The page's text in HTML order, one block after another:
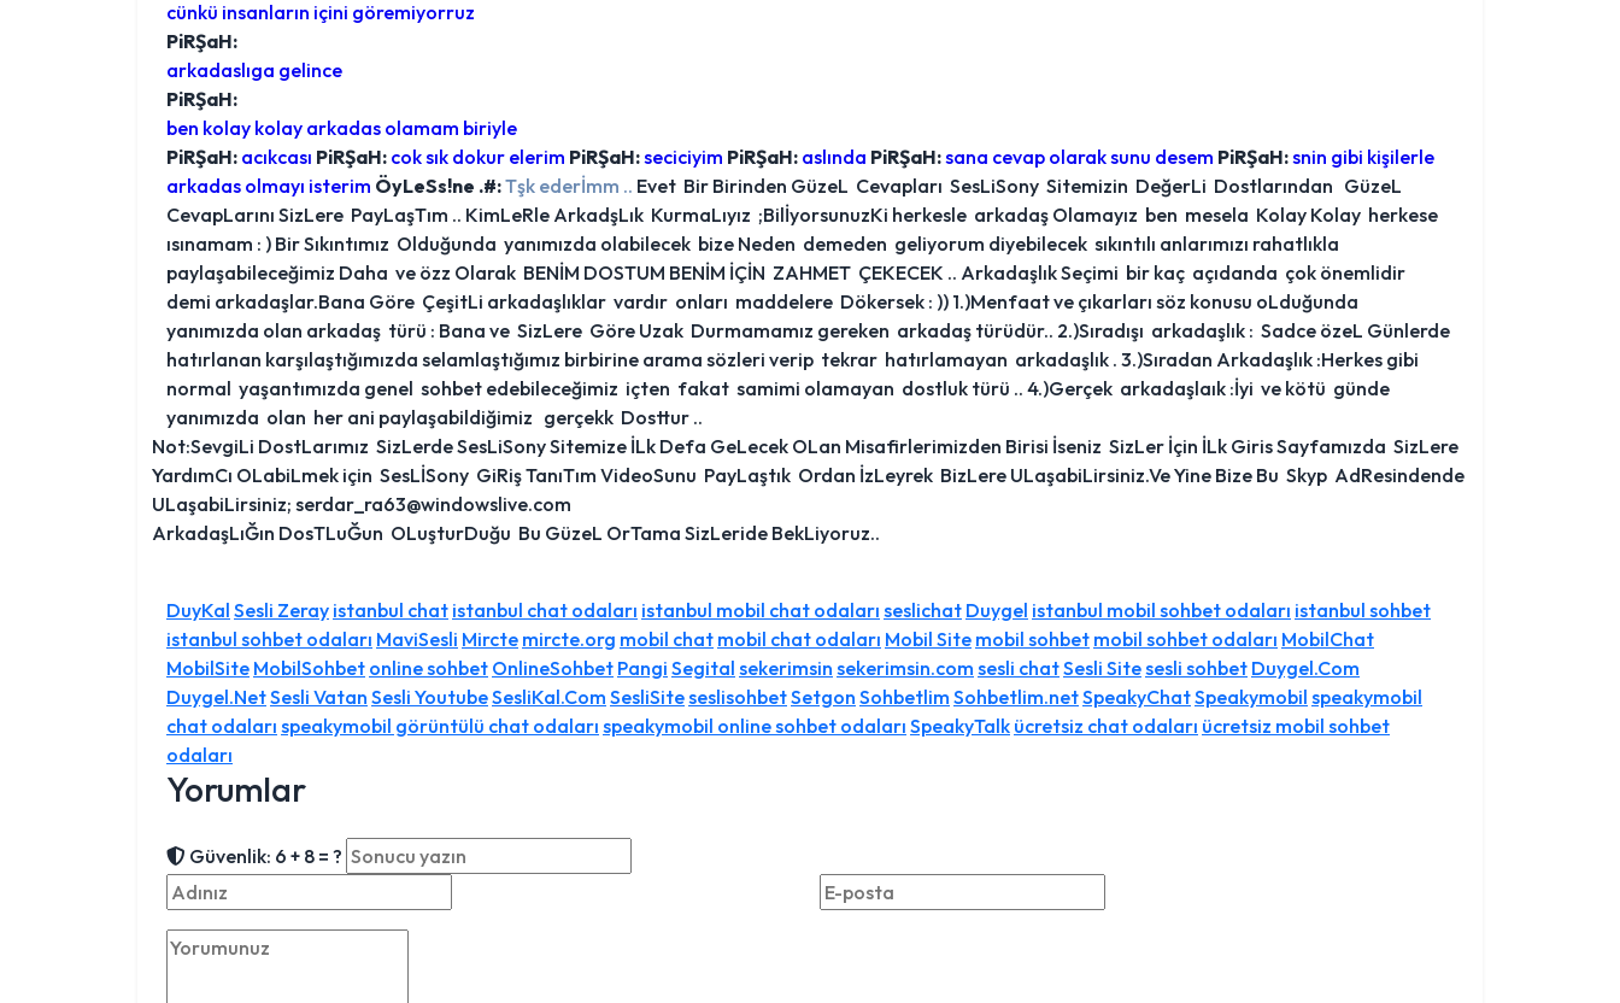
cünkü insanların içini göremiyorruz
PiRŞaH:
arkadaslıga gelince
PiRŞaH:
ben kolay kolay arkadas olamam biriyle
PiRŞaH: acıkcası PiRŞaH: cok sık dokur elerim PiRŞaH:seciciyim PiRŞaH: aslında PiRŞaH:sana cevap olarak sunu desem PiRŞaH:snin gibi kişilerle
arkadas olmayı isterim ÖyLeSs!ne .#:Tşk ederİmm .. Evet Bir Birinden GüzeL Cevapları SesLiSony Sitemizin DeğerLi Dostlarından GüzeL
CevapLarını SizLere PayLaşTım .. KimLeRle ArkadşLık KurmaLıyız ;BilİyorsunuzKi herkesle arkadaş Olamayız ben mesela Kolay Kolay herkese
ısınamam : ) Bir Sıkıntımız Olduğunda yanımızda olabilecek bize Neden demeden geliyorum diyebilecek sıkıntılı anlarımızı rahatlıkla
paylaşabileceğimiz Daha ve özz Olarak BENİM DOSTUM BENİM İÇİN ZAHMET ÇEKECEK .. Arkadaşlık Seçimi bir kaç açıdanda çok önemlidir
demi arkadaşlar.Bana Göre ÇeşitLi arkadaşlıklar vardır onları maddelere Dökersek : )) 1.)Menfaat ve çıkarları söz konusu oLduğunda
yanımızda olan arkadaş türü : Bana ve SizLere Göre Uzak Durmamamız gereken arkadaş türüdür.. 2.)Sıradışı arkadaşlık : Sadce özeL Günlerde
hatırlanan karşılaştığımızda selamlaştığımız birbirine arama sözleri verip tekrar hatırlamayan arkadaşlık . 3.)Sıradan Arkadaşlık :Herkes gibi
normal yaşantımızda genel sohbet edebileceğimiz içten fakat samimi olamayan dostluk türü .. 4.)Gerçek arkadaşlaık :İyi ve kötü günde
yanımızda olan her ani paylaşabildiğimiz gerçekk Dosttur ..
Not:SevgiLi DostLarımız SizLerde SesLiSony Sitemize İLk Defa GeLecek OLan Misafirlerimizden Birisi İseniz SizLer İçin İLk Giris Sayfamızda SizLere
YardımCı OLabiLmek için SesLİSony GiRiş TanıTım VideoSunu PayLaştık Ordan İzLeyrek BizLere ULaşabiLirsiniz.Ve Yine Bize Bu Skyp AdResindende
ULaşabiLirsiniz; serdar_ra63@windowslive.com
ArkadaşLıĞın DosTLuĞun OLuşturDuğu Bu GüzeL OrTama SizLeride BekLiyoruz..
DuyKal Sesli Zeray istanbul chat istanbul chat odaları istanbul mobil chat odaları seslichat Duygel istanbul mobil sohbet odaları istanbul sohbet
istanbul sohbet odaları MaviSesli Mircte mircte.org mobil chat mobil chat odaları Mobil Site mobil sohbet mobil sohbet odaları MobilChat
MobilSite MobilSohbet online sohbet OnlineSohbet Pangi Segital sekerimsin sekerimsin.com sesli chatSesli Sitesesli sohbet Duygel.Com
Duygel.NetSesli Vatan Sesli YoutubeSesliKal.Com SesliSiteseslisohbetSetgon Sohbetlim Sohbetlim.netSpeakyChatSpeakymobil speakymobil
chat odaları speakymobil görüntülü chat odaları speakymobil online sohbet odaları SpeakyTalk ücretsiz chat odaları ücretsiz mobil sohbet
odaları
Yorumlar
Güvenlik: 6 + 8 = ?